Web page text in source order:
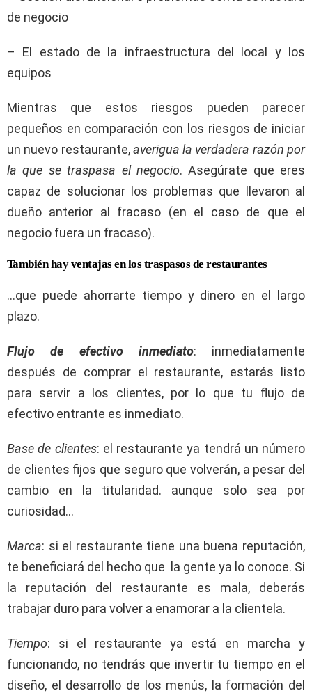
de negocio
– El estado de la infraestructura del local y los
equipos
Mientras que estos riesgos pueden parecer
pequeños en comparación con los riesgos de iniciar
un nuevo restaurante,averigua la verdadera razón por
la que se traspasa el negocio. Asegúrate que eres
capaz de solucionar los problemas que llevaron al
dueño anterior al fracaso (en el caso de que el
negocio fuera un fracaso).
También hay ventajas en los traspasos de restaurantes
…que puede ahorrarte tiempo y dinero en el largo
plazo.
Flujo de efectivo inmediato: inmediatamente
después de comprar el restaurante, estarás listo
para servir a los clientes, por lo que tu flujo de
efectivo entrante es inmediato.
Base de clientes: el restaurante ya tendrá un número
de clientes fijos que seguro que volverán, a pesar del
cambio en la titularidad. aunque solo sea por
curiosidad…
Marca: si el restaurante tiene una buena reputación,
te beneficiará del hecho que la gente ya lo conoce. Si
la reputación del restaurante es mala, deberás
trabajar duro para volver a enamorar a la clientela.
Tiempo: si el restaurante ya está en marcha y
funcionando, no tendrás que invertir tu tiempo en el
diseño, el desarrollo de los menús, la formación del